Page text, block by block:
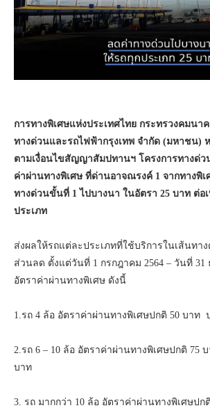
การทางพิเศษแห่งประเทศไทย กระทรวงคมนา
ทางด่วนและรถไฟฟ้ากรุงเทพ จำกัด (มหาชน)
ตามเงื่อนไขสัญญาสัมปทานฯ โครงการทางด่
ค่าผ่านทางพิเศษ ที่ด่านอาจณรงค์ 1 จากทางพิเ
ทางด่วนขั้นที่ 1 ไปบางนา ในอัตรา 25 บาท ต่อ
ประเภท
ส่งผลให้รถแต่ละประเภทที่ใช้บริการในเส้นทาง
ส่วนลด ตั้งแต่วันที่ 1 กรกฎาคม 2564 – วันที่ 31
อัตราค่าผ่านทางพิเศษ ดังนี้
1.รถ 4 ล้อ อัตราค่าผ่านทางพิเศษปกติ 50 บาท
2.รถ 6 – 10 ล้อ อัตราค่าผ่านทางพิเศษปกติ 75
บาท
3. รถ มากกว่า 10 ล้อ อัตราค่าผ่านทางพิเศษป